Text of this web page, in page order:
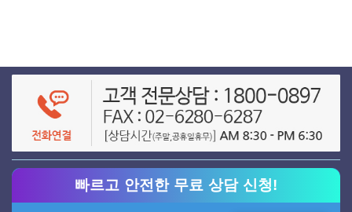
빠르고 안전한 무료 상담 신청!